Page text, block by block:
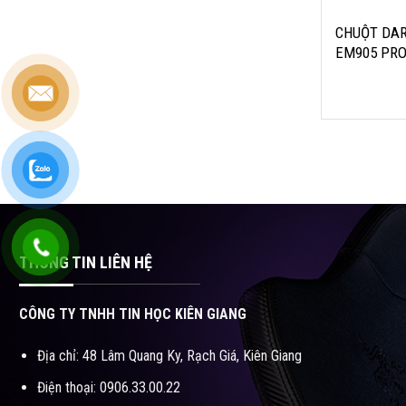
Độ phân giải
DPI
CHUỘT
EM905 PRO
THÔNG TIN LIÊN HỆ
CÔNG TY TNHH TIN HỌC KIÊN GIANG
Địa chỉ: 48 Lâm Quang Ky, Rạch Giá, Kiên Giang
Điện thoại: 0906.33.00.22